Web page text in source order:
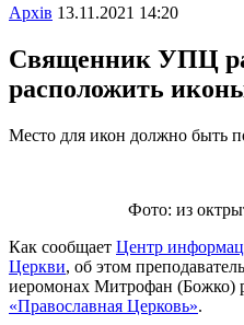
Архiв 13.11.2021 14:20
Священник УПЦ
расположить
Место для икон должно быть
Фото: из
Как сообщает Центр
Церкви, об этом
иеромонах Митрофан (Божко)
«Православная Церковь».